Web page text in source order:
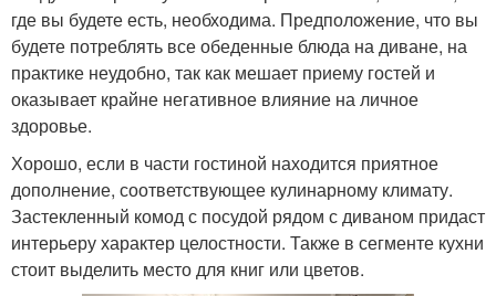
где вы будете есть, необходима. Предположение, что вы
будете потреблять все обеденные блюда на диване, на
практике неудобно, так как мешает приему гостей и
оказывает крайне негативное влияние на личное
здоровье.
Хорошо, если в части гостиной находится приятное
дополнение, соответствующее кулинарному климату.
Застекленный комод с посудой рядом с диваном придаст
интерьеру характер целостности. Также в сегменте кухни
стоит выделить место для книг или цветов.